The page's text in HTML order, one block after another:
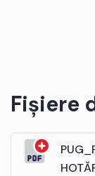
Fișiere